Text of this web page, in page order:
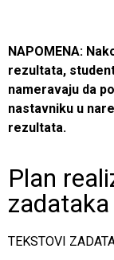
NAPOMENA:
rezultata,
nameravaju da
nastavniku u
rezultata.
Plan
zadataka
TEKSTOVI